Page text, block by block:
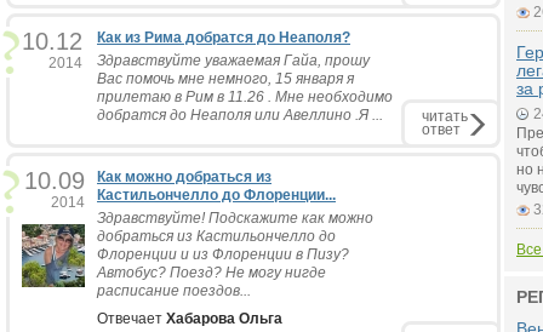
10.12
2014
Как из Рима добратся до Неаполя?
Здравствуйте уважаемая Гайа, прошу
Вас помочь мне немного, 15 января я
прилетаю в Рим в 11.26 . Мне необходимо
добратся до Неаполя или Авеллино .Я ...
читать
ответ
10.09
2014
Как можно добраться из
Кастильончелло до Флоренции...
Здравствуйте! Подскажите как можно
добраться из Кастильончелло до
Флоренции и из Флоренции в Пизу?
Автобус? Поезд? Не могу нигде
расписание поездов...
Отвечает Хабарова Ольга
за
но